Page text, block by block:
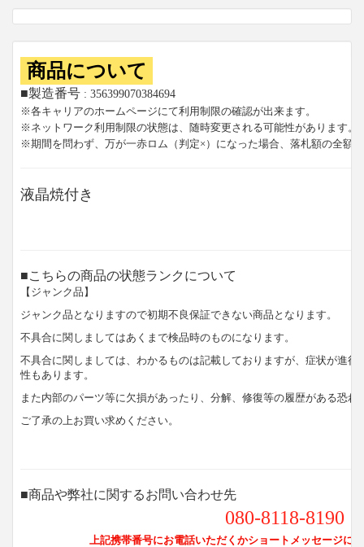
商品について
■製造番号 : 356399070384694
※各キャリアのホームページにて利用制限の確認が出来ます。
※ネットワーク利用制限の状態は、随時変更される可能性があります。
※期間を問わず、万が一赤ロム（判定×）になった場合、落札額の全額
液晶焼付き
■こちらの商品の状態ランクについて
【ジャンク品】
ジャンク品となりますので初期不良保証できない商品となります。
不具合に関しましてはあくまで検品時のものになります。
不具合に関しましては、わかるものは記載しておりますが、症状が進
性もあります。
また内部のパーツ等に欠損があったり、分解、修復等の履歴がある恐れ
ご了承の上お買い求めください。
■商品や弊社に関するお問い合わせ先
080-8118-8190
上記携帯番号にお電話いただくかショートメッセージに